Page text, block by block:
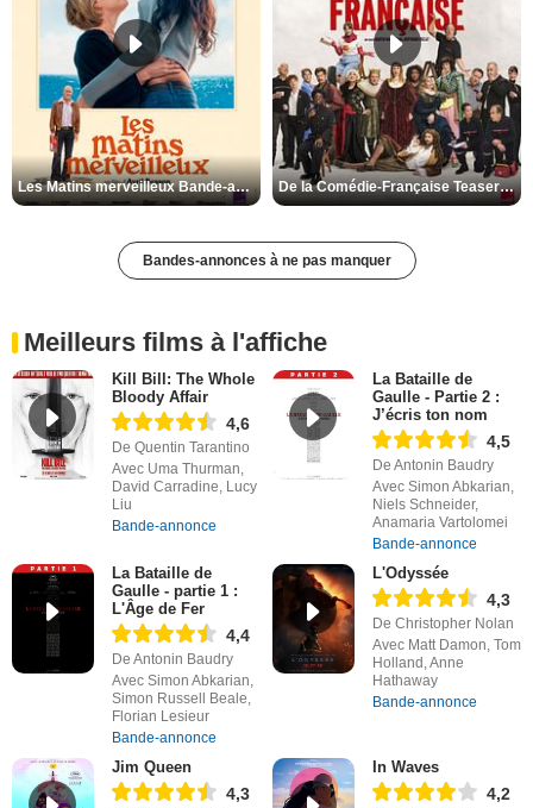
Les Matins merveilleux Bande-annonce VF De la Comédie-Française Teaser VF
Bandes-annonces à ne pas manquer
Meilleurs films à l'affiche
Kill Bill: The Whole
Bloody Affair
4,6
De Quentin Tarantino
Avec Uma Thurman,
David Carradine, Lucy
Liu
Bande-annonce
La Bataille de
Gaulle - Partie 2 :
J’écris ton nom
4,5
De Antonin Baudry
Avec Simon Abkarian,
Niels Schneider,
Anamaria Vartolomei
Bande-annonce
La Bataille de
Gaulle - partie 1 :
L'Âge de Fer
4,4
De Antonin Baudry
Avec Simon Abkarian,
Simon Russell Beale,
Florian Lesieur
Bande-annonce
L'Odyssée
4,3
De Christopher Nolan
Avec Matt Damon, Tom
Holland, Anne
Hathaway
Bande-annonce
Jim Queen
4,3
In Waves
4,2